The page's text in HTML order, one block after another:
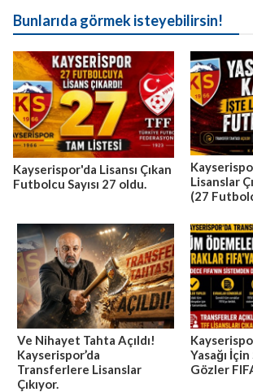
Bunlarıda görmek isteyebilirsin!
Kayserispor'da Lisansı Çıkan
Futbolcu Sayısı 27 oldu.
Lisanslar
(27
Ve Nihayet Tahta Açıldı!
Kayserispor’da
Transferlere Lisanslar
Çıkıyor.
Yasağı İçin
Gözler